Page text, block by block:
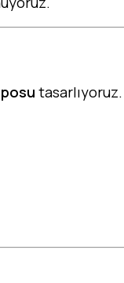
tasarlıyoruz.